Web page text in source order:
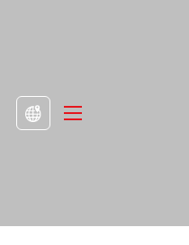
電動高さ調節可能な